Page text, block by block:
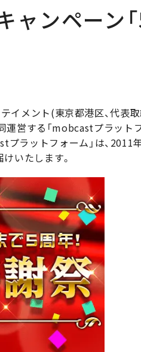
ャンペー
イメント(東京都港区、代表
運営する「mobcastプラット
ラットフォーム」は、2011
いたします。